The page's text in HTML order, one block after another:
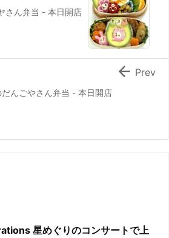
さん弁当 - 本日開店
だんごやさん弁当 - 本日開店
 Prev
星めぐりのコンサートで上